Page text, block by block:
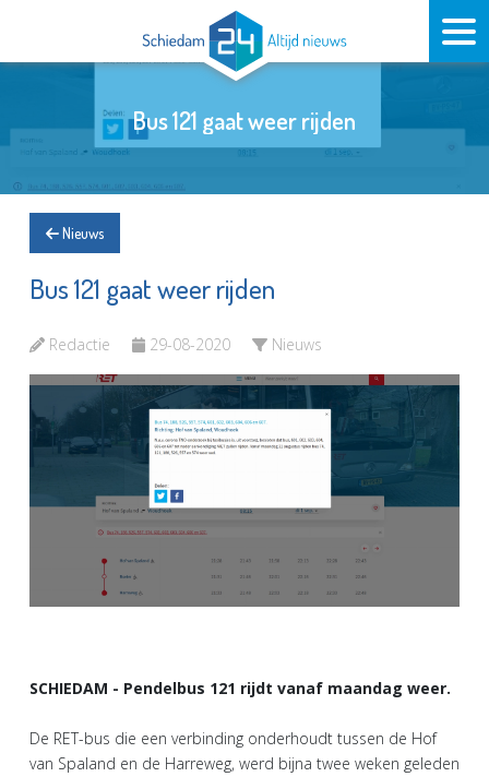
Bus 121 gaat weer rijden
Nieuws
Bus 121 gaat weer rijden
Redactie 29-08-2020 Nieuws
SCHIEDAM - Pendelbus 121 rijdt vanaf maandag weer.
De RET-bus die een verbinding onderhoudt tussen de Hof
van Spaland en de Harreweg, werd bijna twee weken geleden